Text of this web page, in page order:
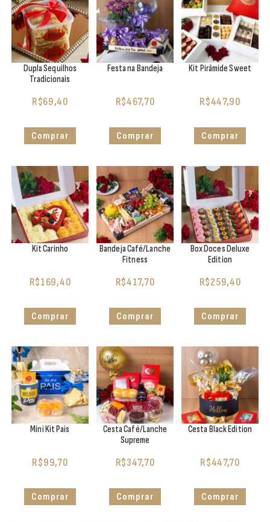
Dupla Sequilhos
Tradicionais
R$69,40
Comprar
Festa na Bandeja
R$467,70
Comprar
Kit Pirâmide Sweet
R$447,90
Comprar
Kit Carinho
R$169,40
Comprar
Bandeja Café/Lanche
Fitness
R$417,70
Comprar
Box Doces Deluxe
Edition
R$259,40
Comprar
Mini Kit Pais
R$99,70
Comprar
Cesta Café/Lanche
Supreme
R$347,70
Comprar
Cesta Black Edition
R$447,70
Comprar